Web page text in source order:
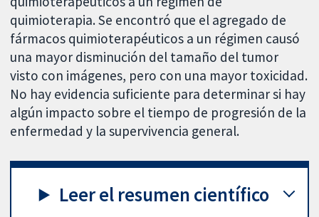
quimioterapia. Se encontró que el agregado de
fármacos quimioterapéuticos a un régimen causó
una mayor disminución del tamaño del tumor
visto con imágenes, pero con una mayor toxicidad.
No hay evidencia suficiente para determinar si hay
algún impacto sobre el tiempo de progresión de la
enfermedad y la supervivencia general.
Leer el resumen científico